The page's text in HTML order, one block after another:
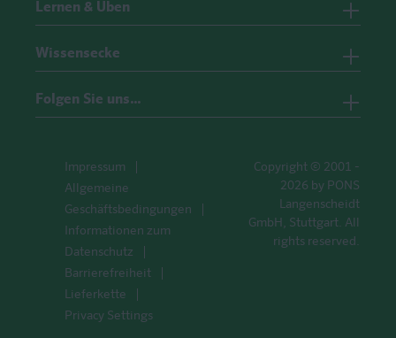
Lernen & Üben
Wissensecke
Folgen Sie uns…
Impressum
Allgemeine
Geschäftsbedingungen
Informationen zum
Datenschutz
Barrierefreiheit
Lieferkette
Privacy Settings
Copyright © 2001 -
2026 by PONS
Langenscheidt
GmbH, Stuttgart. All
rights reserved.